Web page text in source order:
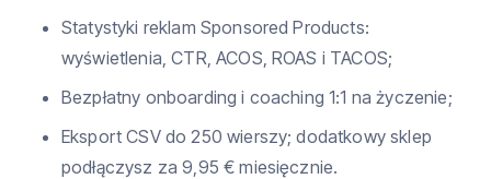
Statystyki reklam Sponsored Products:
wyświetlenia, CTR, ACOS, ROAS i TACOS;
Bezpłatny onboarding i coaching 1:1 na życzenie;
Eksport CSV do 250 wierszy; dodatkowy sklep
podłączysz za 9,95 € miesięcznie.